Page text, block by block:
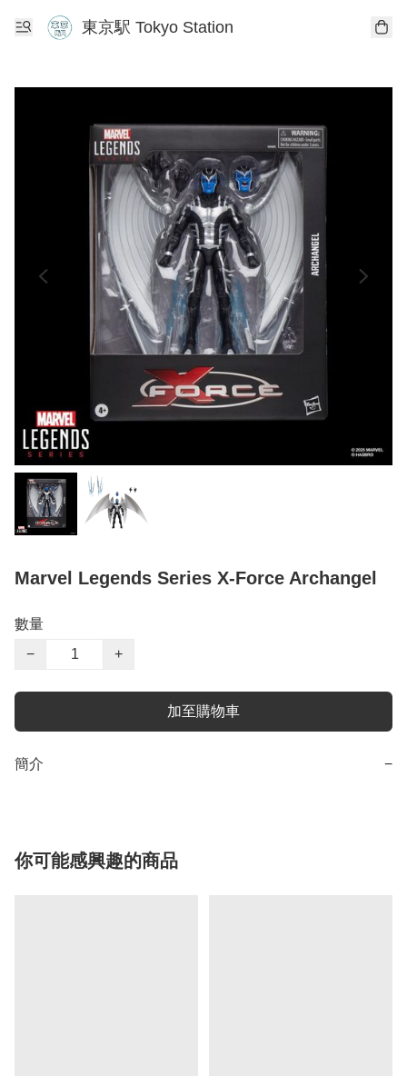
東京駅 Tokyo Station
Marvel Legends Series X-Force Archangel
數量
−
+
加至購物車
簡介 −
你可能感興趣的商品